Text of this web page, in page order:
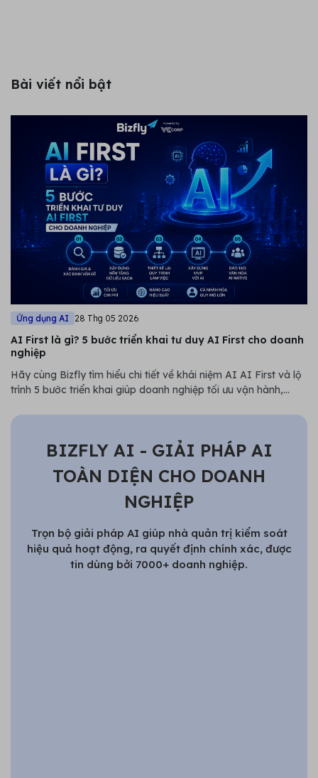
Bài viết nổi bật
Ứng dụng AI 28 Thg 05 2026
AI First là gì? 5 bước triển khai tư duy AI First cho doanh
nghiệp
Hãy cùng Bizfly tìm hiểu chi tiết về khái niệm AI AI First và lộ
trình 5 bước triển khai giúp doanh nghiệp tối ưu vận hành,
đầy biến động.
BIZFLY AI - GIẢI PHÁP AI
TOÀN DIỆN CHO DOANH
NGHIỆP
Trọn bộ giải pháp AI giúp nhà quản trị kiểm soát
hiệu quả hoạt động, ra quyết định chính xác, được
tin dùng bởi 7000+ doanh nghiệp.